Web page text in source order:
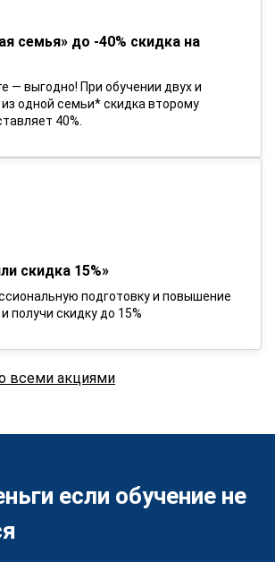
семья» до -40% скидка на
— выгодно! При обучении двух и
одной семьи* скидка второму
40%.
скидка 15%»
подготовку и повышение
получи скидку до 15%
всеми акциями
если обучение не